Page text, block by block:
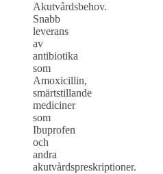
Akutvårdsbehov.
Snabb
leverans
av
antibiotika
som
Amoxicillin,
smärtstillande
mediciner
som
Ibuprofen
och
andra
akutvårdspreskriptioner.